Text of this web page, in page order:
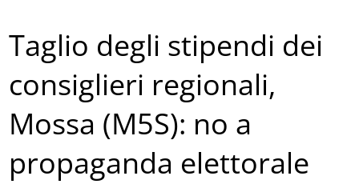
Taglio degli stipendi dei
consiglieri regionali,
Mossa (M5S): no a
propaganda elettorale